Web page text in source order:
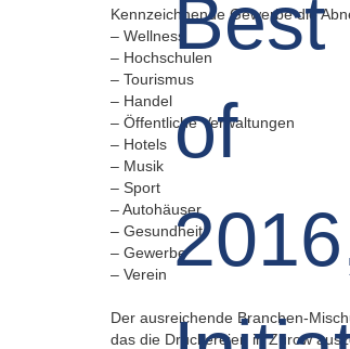
Kennzeichnende Gewerbe die
– Wellness
– Hochschulen
– Tourismus
– Handel
– Öffentliche Verwaltungen
– Hotels
– Musik
– Sport
– Autohäuser
– Gesundheit
– Gewerbe
– Verein
Der ausreichende Branchen-
das die Druckereien in Zurow